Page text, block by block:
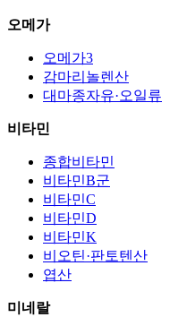
오메가
오메가3
감마리놀렌산
대마종자유·오일류
비타민
종합비타민
비타민B군
비타민C
비타민D
비타민K
비오틴·판토텐산
엽산
미네랄